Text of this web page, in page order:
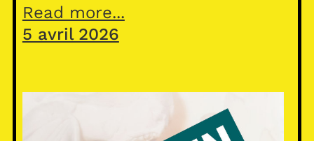
Read more...
5 avril 2026